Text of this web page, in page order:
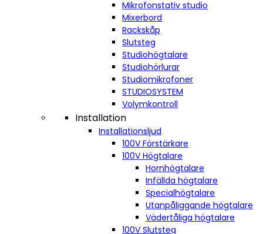
Mikrofonstativ studio
Mixerbord
Rackskåp
Slutsteg
Studiohögtalare
Studiohörlurar
Studiomikrofoner
STUDIOSYSTEM
Volymkontroll
Installation
Installationsljud
100V Förstärkare
100V Högtalare
Hornhögtalare
Infällda högtalare
Specialhögtalare
Utanpåliggande högtalare
Vädertåliga högtalare
100V Slutsteg